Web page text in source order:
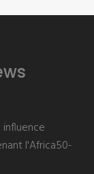
l'Africa50-